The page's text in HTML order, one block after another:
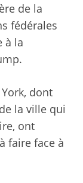
de la
fédérales
à la
dont
la ville qui
ont
faire face à